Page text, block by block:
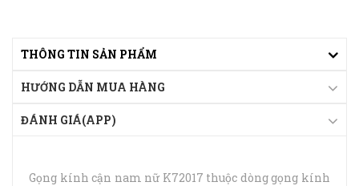
THÔNG TIN SẢN PHẨM
HƯỚNG DẪN MUA HÀNG
ĐÁNH GIÁ(APP)
Gọng kính cận nam nữ K72017 thuộc dòng gọng kính